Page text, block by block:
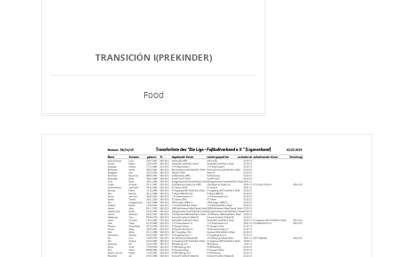
TRANSICIÓN I(PREKINDER)
Food